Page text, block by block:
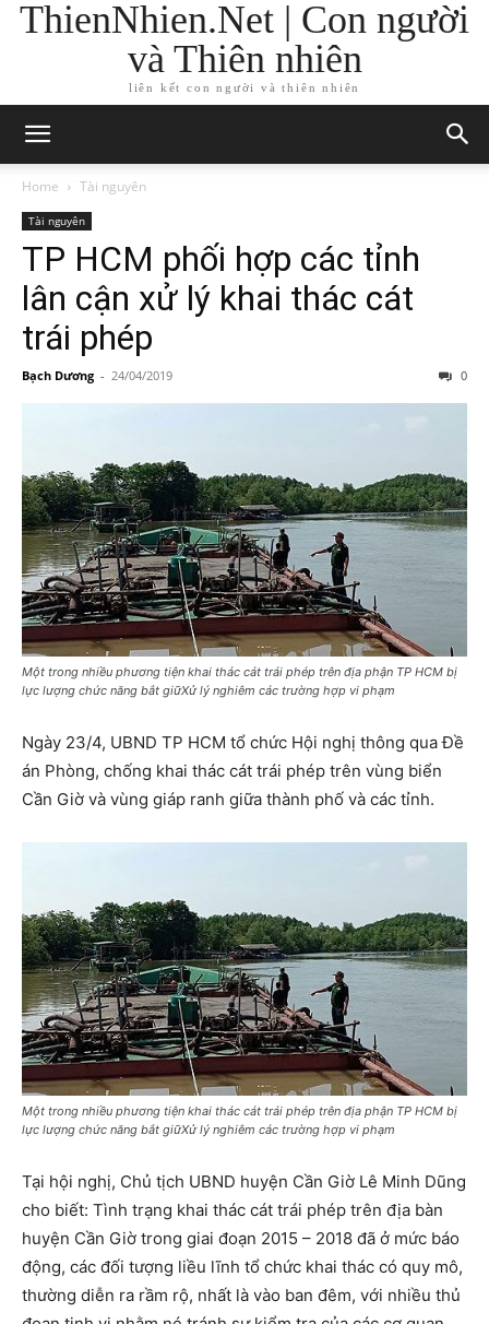
ThienNhien.Net | Con người
và Thiên nhiên
liên kết con người và thiên nhiên
Home Tài nguyên
Tài nguyên
TP HCM phối hợp các tỉnh
lân cận xử lý khai thác cát
trái phép
Bạch Dương - 24/04/2019 0
Một trong nhiều phương tiện khai thác cát trái phép trên địa phận TP HCM bị
lực lượng chức năng bắt giữXử lý nghiêm các trường hợp vi phạm
Ngày 23/4, UBND TP HCM tổ chức Hội nghị thông qua Đề
án Phòng, chống khai thác cát trái phép trên vùng biển
Cần Giờ và vùng giáp ranh giữa thành phố và các tỉnh.
Một trong nhiều phương tiện khai thác cát trái phép trên địa phận TP HCM bị
lực lượng chức năng bắt giữXử lý nghiêm các trường hợp vi phạm
Tại hội nghị, Chủ tịch UBND huyện Cần Giờ Lê Minh Dũng
cho biết: Tình trạng khai thác cát trái phép trên địa bàn
huyện Cần Giờ trong giai đoạn 2015 – 2018 đã ở mức báo
động, các đối tượng liều lĩnh tổ chức khai thác có quy mô,
thường diễn ra rầm rộ, nhất là vào ban đêm, với nhiều thủ